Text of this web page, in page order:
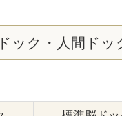
ック・人間ドッ